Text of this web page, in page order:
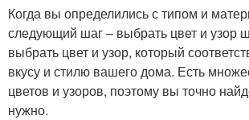
Когда вы определились с типом и
следующий шаг – выбрать цвет и узор
выбрать цвет и узор, который
вкусу и стилю вашего дома. Есть
цветов и узоров, поэтому вы точно
нужно.